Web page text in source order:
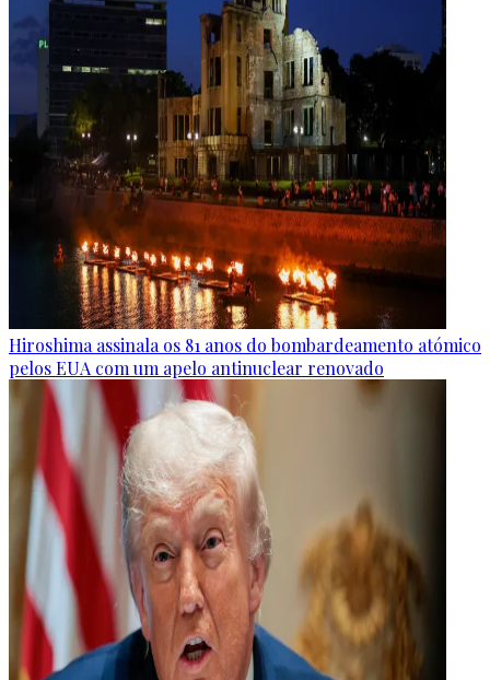
Hiroshima assinala os 81 anos do bombardeamento atómico
pelos EUA com um apelo antinuclear renovado